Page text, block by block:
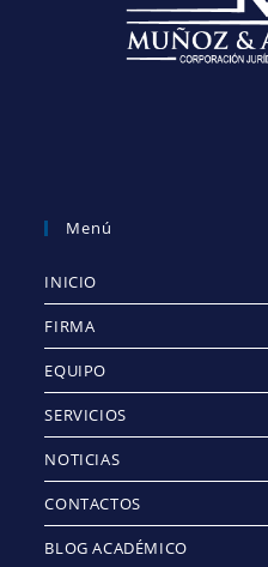
Menú
INICIO
FIRMA
EQUIPO
SERVICIOS
NOTICIAS
CONTACTOS
BLOG ACADÉMICO